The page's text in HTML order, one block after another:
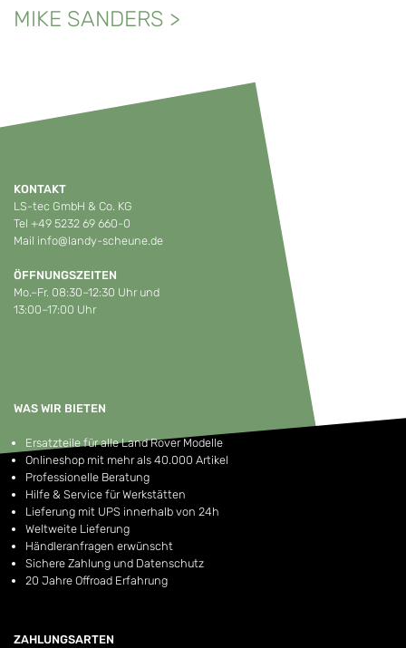
MIKE SANDERS >
KONTAKT
LS-tec GmbH & Co. KG
Tel +49 5232 69 660-0
Mail info@landy-scheune.de
ÖFFNUNGSZEITEN
Mo.–Fr. 08:30–12:30 Uhr und
13:00–17:00 Uhr
WAS WIR BIETEN
Ersatzteile für alle Land Rover Modelle
Onlineshop mit mehr als 40.000 Artikel
Professionelle Beratung
Hilfe & Service für Werkstätten
Lieferung mit UPS innerhalb von 24h
Weltweite Lieferung
Händleranfragen erwünscht
Sichere Zahlung und Datenschutz
20 Jahre Offroad Erfahrung
ZAHLUNGSARTEN